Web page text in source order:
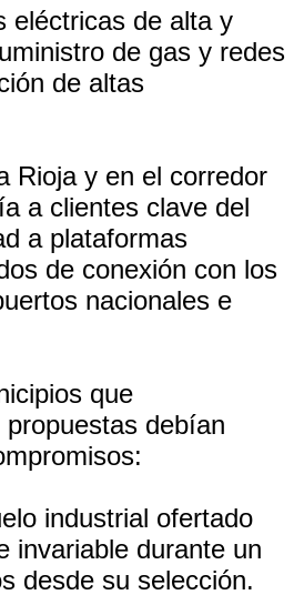
eléctricas de alta y
de gas y redes
de altas
Rioja y en el corredor
a clientes clave del
a plataformas
de conexión con los
nacionales e
que
debían
industrial ofertado
invariable durante un
desde su selección.